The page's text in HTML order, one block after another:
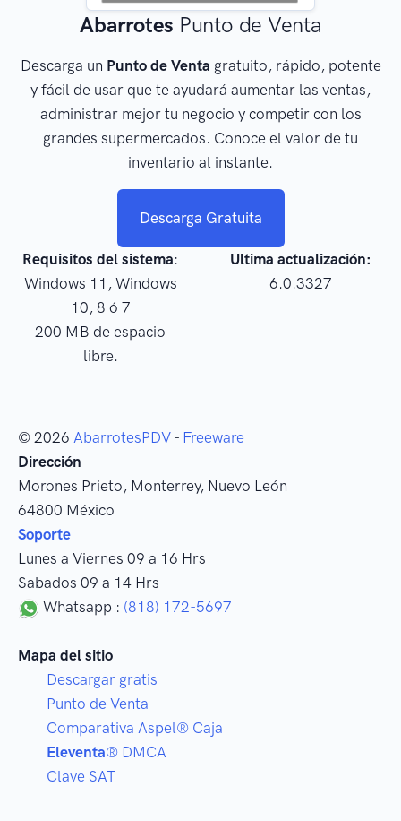
Abarrotes Punto de Venta
Descarga un Punto de Venta gratuito, rápido, potente
y fácil de usar que te ayudará aumentar las ventas,
administrar mejor tu negocio y competir con los
grandes supermercados. Conoce el valor de tu
inventario al instante.
Descarga Gratuita
Requisitos del sistema:
Windows 11, Windows
10, 8 ó 7
200 MB de espacio
libre.
Ultima actualización:
6.0.3327
© 2026 AbarrotesPDV - Freeware
Dirección
Morones Prieto, Monterrey, Nuevo León
64800 México
Soporte
Lunes a Viernes 09 a 16 Hrs
Sabados 09 a 14 Hrs
Whatsapp : (818) 172-5697
Mapa del sitio
Descargar gratis
Punto de Venta
Comparativa Aspel® Caja
Eleventa® DMCA
Clave SAT